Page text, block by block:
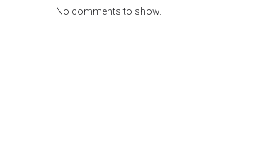
No comments to show.